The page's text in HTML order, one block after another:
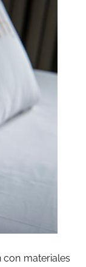
con materiales